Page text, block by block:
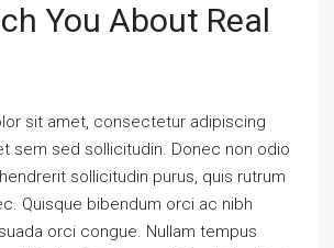
You About Real
sit amet, consectetur adipiscing
sem sed sollicitudin. Donec non odio
sollicitudin purus, quis rutrum
Quisque bibendum orci ac nibh
orci congue. Nullam tempus